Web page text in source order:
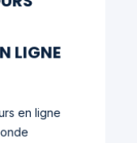
LIGNE
en ligne